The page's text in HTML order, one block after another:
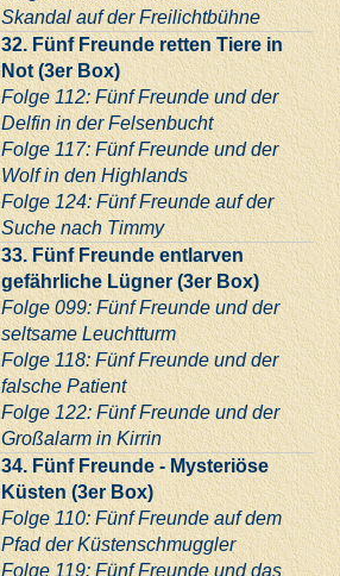
Skandal auf der Freilichtbühne
32. Fünf Freunde retten Tiere in
Not (3er Box)
Folge 112: Fünf Freunde und der
Delfin in der Felsenbucht
Folge 117: Fünf Freunde und der
Wolf in den Highlands
Folge 124: Fünf Freunde auf der
Suche nach Timmy
33. Fünf Freunde entlarven
gefährliche Lügner (3er Box)
Folge 099: Fünf Freunde und der
seltsame Leuchtturm
Folge 118: Fünf Freunde und der
falsche Patient
Folge 122: Fünf Freunde und der
Großalarm in Kirrin
34. Fünf Freunde - Mysteriöse
Küsten (3er Box)
Folge 110: Fünf Freunde auf dem
Pfad der Küstenschmuggler
Folge 119: Fünf Freunde und das